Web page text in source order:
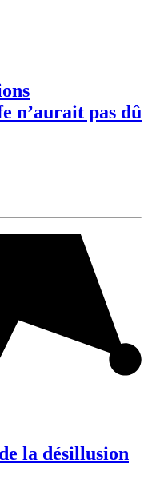
n’aurait pas dû
la désillusion